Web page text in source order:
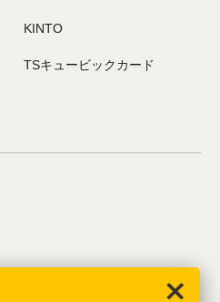
KINTO
TSキュービックカード